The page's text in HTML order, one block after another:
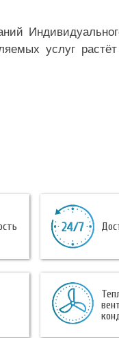
услуг